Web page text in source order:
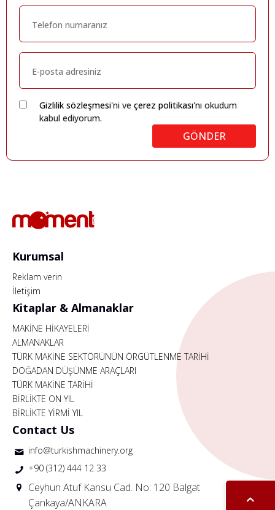
Gizlilik sözleşmesi'ni ve çerez politikası'nı okudum
kabul ediyorum.
GÖNDER
Kurumsal
Reklam verin
İletişim
Kitaplar & Almanaklar
MAKİNE HİKAYELERİ
ALMANAKLAR
TÜRK MAKİNE SEKTÖRÜNÜN ÖRGÜTLENME TARİHİ
DOĞADAN DÜŞÜNME ARAÇLARI
TÜRK MAKİNE TARİHİ
BİRLİKTE ON YIL
BİRLİKTE YİRMİ YIL
Contact Us
info@turkishmachinery.org
+90 (312) 444 12 33
Ceyhun Atuf Kansu Cad. No: 120 Balgat
Çankaya/ANKARA